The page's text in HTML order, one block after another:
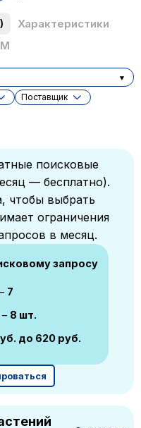
Характеристики
Поставщик
поисковые
— бесплатно).
чтобы выбрать
ограничения
в месяц.
запросу
7
8 шт.
до 620 руб.